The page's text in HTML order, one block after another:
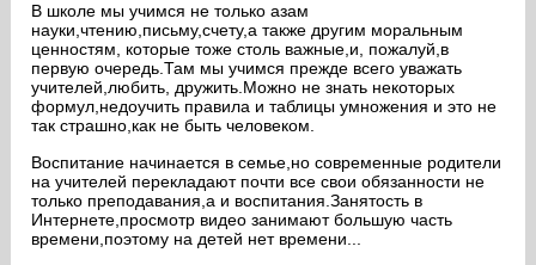
В школе мы учимся не только азам
науки,чтению,письму,счету,а также другим моральным
ценностям, которые тоже столь важные,и, пожалуй,в
первую очередь.Там мы учимся прежде всего уважать
учителей,любить, дружить.Можно не знать некоторых
формул,недоучить правила и таблицы умножения и это не
так страшно,как не быть человеком.
Воспитание начинается в семье,но современные родители
на учителей перекладают почти все свои обязанности не
только преподавания,а и воспитания.Занятость в
Интернете,просмотр видео занимают большую часть
времени,поэтому на детей нет времени...